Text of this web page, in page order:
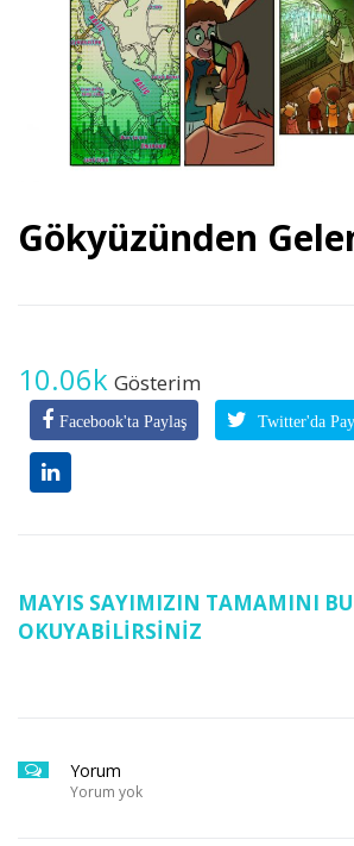
Gökyüzünden
10.06k Gösterim
Facebook'ta Paylaş Twitter'da
MAYIS SAYIMIZIN TAMAMINI
OKUYABİLİRSİNİZ
Yorum
Yorum yok